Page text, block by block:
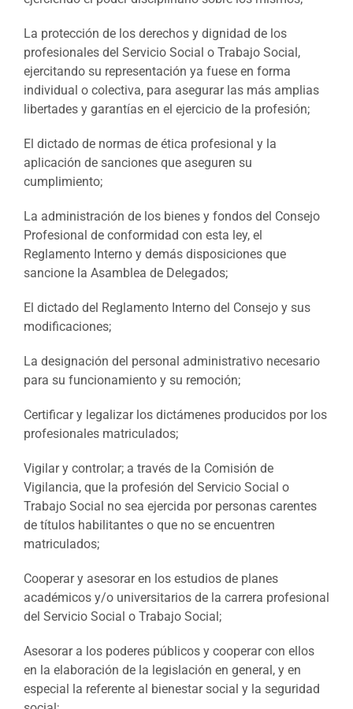
La protección de los derechos y dignidad de los
profesionales del Servicio Social o Trabajo Social,
ejercitando su representación ya fuese en forma
individual o colectiva, para asegurar las más amplias
libertades y garantías en el ejercicio de la profesión;
El dictado de normas de ética profesional y la
aplicación de sanciones que aseguren su
cumplimiento;
La administración de los bienes y fondos del Consejo
Profesional de conformidad con esta ley, el
Reglamento Interno y demás disposiciones que
sancione la Asamblea de Delegados;
El dictado del Reglamento Interno del Consejo y sus
modificaciones;
La designación del personal administrativo necesario
para su funcionamiento y su remoción;
Certificar y legalizar los dictámenes producidos por los
profesionales matriculados;
Vigilar y controlar; a través de la Comisión de
Vigilancia, que la profesión del Servicio Social o
Trabajo Social no sea ejercida por personas carentes
de títulos habilitantes o que no se encuentren
matriculados;
Cooperar y asesorar en los estudios de planes
académicos y/o universitarios de la carrera profesional
del Servicio Social o Trabajo Social;
Asesorar a los poderes públicos y cooperar con ellos
en la elaboración de la legislación en general, y en
especial la referente al bienestar social y la seguridad